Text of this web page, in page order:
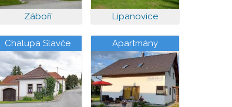
Záboří Lipanovice
Chalupa Slavče
Apartmány
Kohoutek a Slepička
v Novohradských
horách